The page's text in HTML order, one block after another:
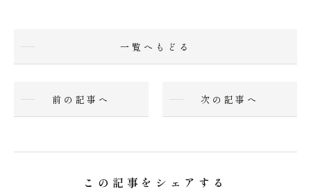
前の記事へ
一覧へもどる
次の記事へ
この記事をシェアする